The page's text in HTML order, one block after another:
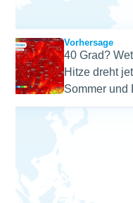
Vorhersage
40 Grad?
Hitze dreht
Sommer und
Deutschland